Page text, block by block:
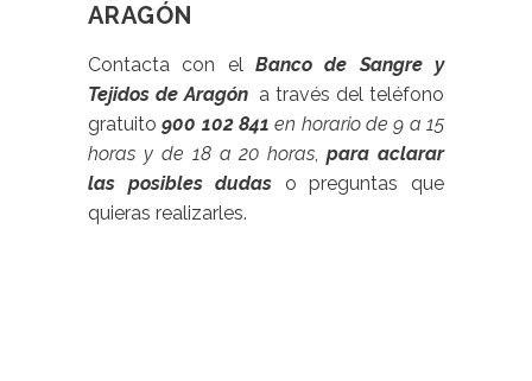
ARAGÓN
Contacta con el Banco de Sangre y
Tejidos de Aragóna través del teléfono
gratuito900 102 841en horario de 9 a 15
horas y de 18 a 20 horas,para aclarar
las posibles dudas o preguntas que
quieras realizarles.